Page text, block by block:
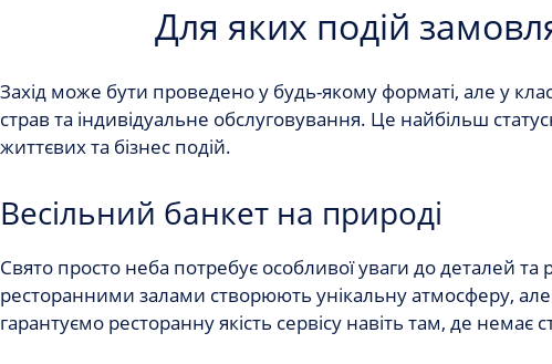
Для яких подій
Захід може бути проведено у будь-якому форматі, але у
страв та індивідуальне обслуговування. Це найбільш
життєвих та бізнес подій.
Весільний банкет на природі
Свято просто неба потребує особливої ​​уваги до деталей та
ресторанними залами створюють унікальну атмосферу,
гарантуємо ресторанну якість сервісу навіть там, де немає